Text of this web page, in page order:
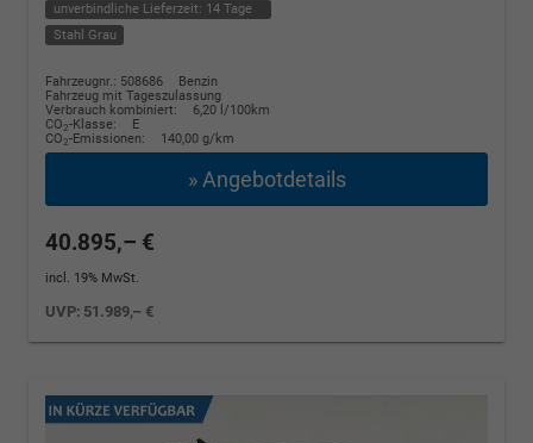
unverbindliche Lieferzeit: 14 Tage
Stahl Grau
Fahrzeugnr.: 508686
Benzin
Fahrzeug mit Tageszulassung
Verbrauch kombiniert:
6,20 l/100km
CO2-Klasse:
E
CO2-Emissionen: 140,00 g/km
» Angebotdetails
40.895,– €
incl. 19% MwSt.
UVP: 51.989,– €